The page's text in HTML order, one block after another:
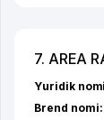
7. AREA
Yuridik
Brend